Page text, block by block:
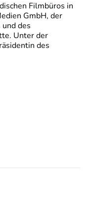
Filmbüros in
GmbH, der
des
Unter der
des